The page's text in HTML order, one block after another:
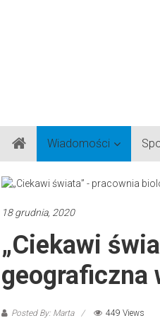
Gazeta
Regionalna
Częstochowa,
Lubliniec,
Wiadomości
18 grudnia, 2020
„Ciekawi
geograficzna
Posted By: Marta 449 Views